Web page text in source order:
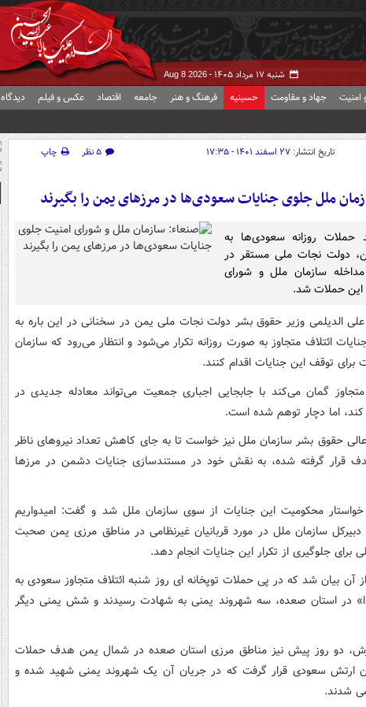
شنبه ۱۷ مرداد ۱۴۰۵ - Aug 8 2026
امنیت جهاد و مقاومت حسینیه فرهنگ و هنر جامعه اقتصاد عکس و فیلم دیدگاه
تاریخ انتشار: ۲۷ اسفند ۱۴۰۱ - ۱۷:۳۵ ۵ نظر
چاپ
ملل جلوی جنایات سعودی‌ها در مرزهای یمن را بگیرند
حملات روزانه سعودی‌ها به
دولت نجات ملی مستقر در
سازمان ملل و شورای
این حملات شد.
علی الدیلمی وزیر حقوق بشر دولت نجات ملی یمن در سخنانی در این باره به
ائتلاف متجاوز به صورت روزانه تکرار می‌شود و انتظار می‌رود که سازمان
برای توقف این جنایات اقدام کنند.
متجاوز گمان می‌کند با جابجایی اجباری جمعیت می‌تواند معادله جدیدی در
اما دچار توهم شده است.
حقوق بشر سازمان ملل نیز خواست تا به جای کاهش تعداد نیروهای ناظر
قرار گرفته شده، به نقش خود در مستندسازی جنایات دشمن در مرزها
خواستار محکومیت این جنایات از سوی سازمان ملل شد و گفت: امیدواریم
دبیرکل سازمان ملل در مورد قربانیان غیرنظامی در مناطق مرزی یمن صحبت
برای جلوگیری از تکرار این جنایات انجام دهد.
آن بیان شد که در پی حملات توپخانه ای روز شنبه ائتلاف متجاوز سعودی به
در استان صعده، سه شهروند یمنی به شهادت رسیدند و شش یمنی دیگر
دو روز پیش نیز مناطق مرزی استان صعده در شمال یمن هدف حملات
ارتش سعودی قرار گرفت که در جریان آن یک شهروند یمنی شهید شده و
شدند.